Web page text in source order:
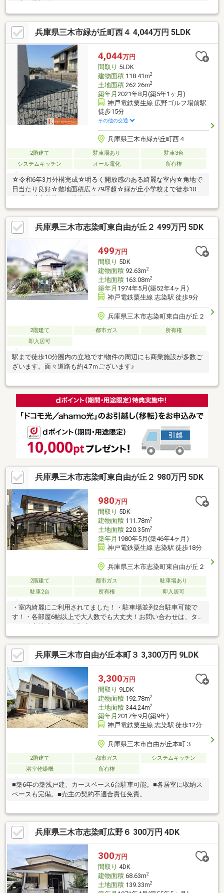
兵庫県三木市緑が丘町西４ 4,044万円 5LDK
4,044万円
間取り 5LDK
建物面積118.41m2
土地面積262.26m2
築年月 2021年8月(築5年1ヶ月)
神戸電鉄粟生線 広野ゴルフ場前駅
徒歩15分
その他の交通
兵庫県三木市緑が丘町西４
2階建て 駐車場あり
駐車3台
システムキッチン
オール電化 所有権
☆令和6年3月外構完成☆明るく開放感のある綺麗な室内☆角地で
日当たり良好☆敷地面積広々79坪超☆緑が丘小学校まで徒歩10分
☆緑が丘中学校まで徒歩23分☆いつでもお気軽にご連絡ください
(^^)/☆
兵庫県三木市志染町東自由が丘２ 499万円 5DK
499万円
間取り 5DK
建物面積92.63m2
土地面積163.08m2
築年月 1974年5月(築52年4ヶ月)
神戸電鉄粟生線 志染駅 徒歩9分
兵庫県三木市志染町東自由が丘２
2階建て 都市ガス
所有権
即入居可
駅まで徒歩10分圏内の立地です!物件の周辺にも商業施設が多数ご
ざいます。面々道路も約4.7ｍございます♪
兵庫県三木市志染町東自由が丘２ 980万円 5DK
980万円
間取り 5DK
建物面積111.78m2
土地面積220.35m2
築年月 1980年5月(築46年4ヶ月)
神戸電鉄粟生線 志染駅 徒歩18分
兵庫県三木市志染町東自由が丘２
2階建て 都市ガス
駐車場あり
駐車2台
所有権 即入居可
・室内綺麗にご利用されてました！・駐車場並列2台駐車可能で
す！・各部屋6帖以上で大人数でも大丈夫！お問い合わせは、タカ
セ不動産株式会社 小野店まで！どうぞ、お気軽にご連絡くださ
いTEL：0794-70-8081 / Eメール：017@takase.ne.jp【定休
日：火曜日・水曜日】
兵庫県三木市自由が丘本町３ 3,300万円 9LDK
3,300万円
間取り 9LDK
建物面積192.78m2
土地面積344.24m2
築年月 2017年9月(築9年)
神戸電鉄粟生線 志染駅 徒歩12分
兵庫県三木市自由が丘本町３
2階建て 都市ガス
システムキッチン
浴室乾燥機
所有権
■築6年の築浅戸建、カースペース6台駐車可能。■各居室に収納ス
ペースも完備。■売主の契約不適合責任免責。
兵庫県三木市志染町広野６ 300万円 4DK
300万円
間取り 4DK
建物面積68.63m2
土地面積139.33m2